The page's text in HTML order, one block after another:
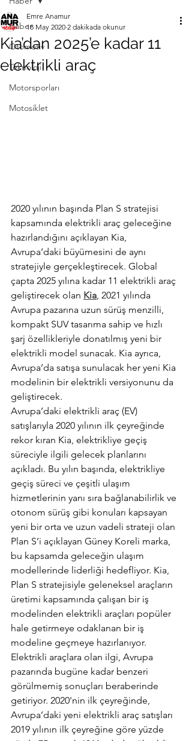
Haber
Otomotiv
Teknoloji
Motorsporları
Motosiklet
Kia’dan 2025’e kadar 11
elektrikli araç
Emre Anamur
18 May 2020 2 dakikada okunur
2020 yılının başında Plan S stratejisi
kapsamında elektrikli araç geleceğine
hazırlandığını açıklayan Kia,
Avrupa’daki büyümesini de aynı
stratejiyle gerçekleştirecek. Global
çapta 2025 yılına kadar 11 elektrikli araç
geliştirecek olan Kia, 2021 yılında
Avrupa pazarına uzun sürüş menzilli,
kompakt SUV tasarıma sahip ve hızlı
şarj özellikleriyle donatılmış yeni bir
elektrikli model sunacak. Kia ayrıca,
Avrupa’da satışa sunulacak her yeni Kia
modelinin bir elektrikli versiyonunu da
geliştirecek.
Avrupa’daki elektrikli araç (EV)
satışlarıyla 2020 yılının ilk çeyreğinde
rekor kıran Kia, elektrikliye geçiş
süreciyle ilgili gelecek planlarını
açıkladı. Bu yılın başında, elektrikliye
geçiş süreci ve çeşitli ulaşım
hizmetlerinin yanı sıra bağlanabilirlik ve
otonom sürüş gibi konuları kapsayan
yeni bir orta ve uzun vadeli strateji olan
Plan S’i açıklayan Güney Koreli marka,
bu kapsamda geleceğin ulaşım
modellerinde liderliği hedefliyor. Kia,
Plan S stratejisiyle geleneksel araçların
üretimi kapsamında çalışan bir iş
modelinden elektrikli araçları popüler
hale getirmeye odaklanan bir iş
modeline geçmeye hazırlanıyor.
Elektrikli araçlara olan ilgi, Avrupa
pazarında bugüne kadar benzeri
görülmemiş sonuçları beraberinde
getiriyor. 2020'nin ilk çeyreğinde,
Avrupa’daki yeni elektrikli araç satışları
2019 yılının ilk çeyreğine göre yüzde